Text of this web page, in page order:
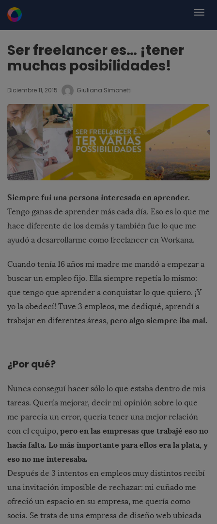
Ser freelancer es… ¡tener
muchas posibilidades!
Diciembre 11, 2015 Giuliana Simonetti
Siempre fui una persona interesada en aprender.
Tengo ganas de aprender más cada día. Eso es lo que me
hace diferente de los demás y también fue lo que me
ayudó a desarrollarme como freelancer en Workana.
Cuando tenía 16 años mi madre me mandó a empezar a
buscar un empleo fijo. Ella siempre repetía lo mismo:
que tengo que aprender a conquistar lo que quiero. ¡Y
yo la obedecí! Tuve 3 empleos, me dediqué, aprendí a
trabajar en diferentes áreas, pero algo siempre iba mal.
¿Por qué?
Nunca conseguí hacer sólo lo que estaba dentro de mis
tareas. Quería mejorar, decir mi opinión sobre lo que
me parecia un error, quería tener una mejor relación
con el equipo, pero en las empresas que trabajé eso no
hacia falta. Lo más importante para ellos era la plata, y
eso no me interesaba.
Después de 3 intentos en empleos muy distintos recibí
una invitación imposible de rechazar: mi cuñado me
ofreció un espacio en su empresa, me quería como
socia. Se trata de una empresa de diseño web ubicada